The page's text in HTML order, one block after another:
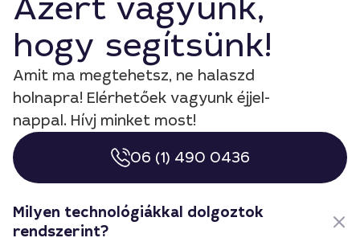
Azért vagyunk,
hogy segítsünk!
Amit ma megtehetsz, ne halaszd
holnapra! Elérhetőek vagyunk éjjel-
nappal. Hívj minket most!
06 (1) 490 0436
Milyen technológiákkal dolgoztok
rendszerint?